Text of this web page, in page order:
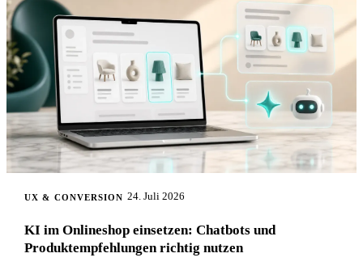
UX & CONVERSION 24. Juli 2026
KI im Onlineshop einsetzen: Chatbots und
Produktempfehlungen richtig nutzen